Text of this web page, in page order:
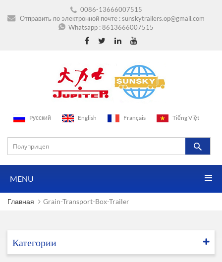
0086-13666007515
Отправить по электронной почте :sunskytrailers.op@gmail.com
Whatsapp :8613666007515
Pусский English Français Tiếng Việt
MENU
Главная Grain-Transport-Box-Trailer
Категории